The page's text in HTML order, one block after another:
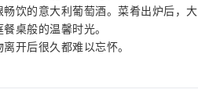
饮的意大利葡萄酒。菜肴出炉后，大
桌般的温馨时光。
开后很久都难以忘怀。